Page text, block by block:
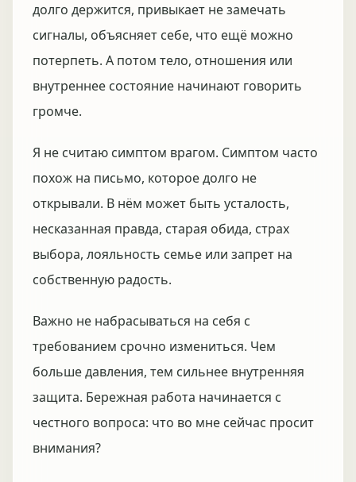
долго держится, привыкает не замечать
сигналы, объясняет себе, что ещё можно
потерпеть. А потом тело, отношения или
внутреннее состояние начинают говорить
громче.
Я не считаю симптом врагом. Симптом часто
похож на письмо, которое долго не
открывали. В нём может быть усталость,
несказанная правда, старая обида, страх
выбора, лояльность семье или запрет на
собственную радость.
Важно не набрасываться на себя с
требованием срочно измениться. Чем
больше давления, тем сильнее внутренняя
защита. Бережная работа начинается с
честного вопроса: что во мне сейчас просит
внимания?